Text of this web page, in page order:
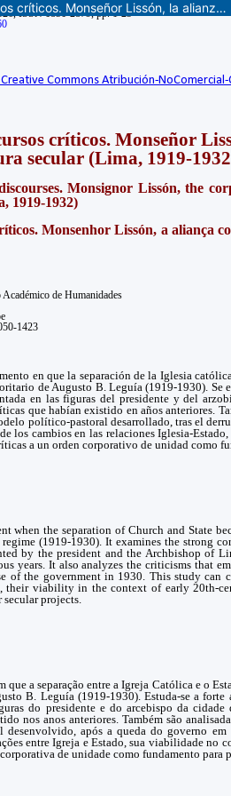
Estado, Iglesia y discursos críticos. Monseñor Lissón, la alianza corporativa y los inicios de la ruptura secular (Lima, 1919-1932)